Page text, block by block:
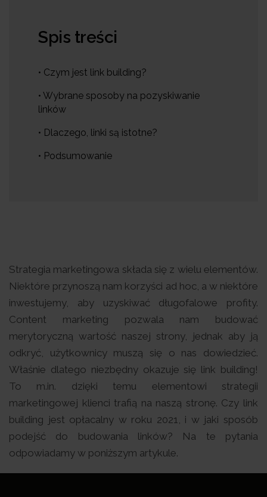
Spis treści
• Czym jest link building?
• Wybrane sposoby na pozyskiwanie
linków
• Dlaczego, linki są istotne?
• Podsumowanie
Strategia marketingowa składa się z wielu elementów.
Niektóre przynoszą nam korzyści ad hoc, a w niektóre
inwestujemy, aby uzyskiwać długofalowe profity.
Content marketing pozwala nam budować
merytoryczną wartość naszej strony, jednak aby ją
odkryć, użytkownicy muszą się o nas dowiedzieć.
Właśnie dlatego niezbędny okazuje się link building!
To m.in. dzięki temu elementowi strategii
marketingowej klienci trafią na naszą stronę. Czy link
building jest opłacalny w roku 2021, i w jaki sposób
podejść do budowania linków? Na te pytania
odpowiadamy w poniższym artykule.